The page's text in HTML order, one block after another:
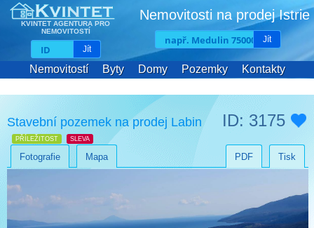
KVINTET AGENTURA PRO
NEMOVITOSTÍ
Nemovitosti na prodej
Jít
Jít
Nemovitostí Byty Domy Pozemky Kontakty
Stavební pozemek na prodej Labin
PŘÍLEŽITOST SLEVA
ID: 3175
Fotografie Mapa Tisk
PDF